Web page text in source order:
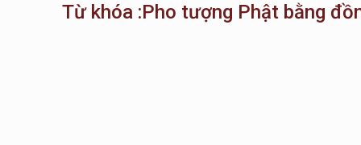
Từ khóa :Pho tượng Phật bằng